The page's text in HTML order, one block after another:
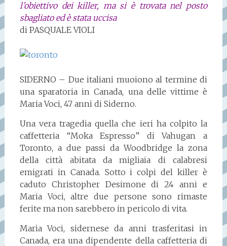
l’obiettivo dei killer, ma si è trovata nel posto
sbagliato ed è stata uccisa
diPASQUALE VIOLI
SIDERNO – Due italiani muoiono al termine di
una sparatoria in Canada, una delle vittime è
Maria Voci, 47 anni di Siderno.
Una vera tragedia quella che ieri ha colpito la
caffetteria “Moka Espresso” di Vahugan a
Toronto, a due passi da Woodbridge la zona
della città abitata da migliaia di calabresi
emigrati in Canada. Sotto i colpi del killer è
caduto Christopher Desimone di 24 anni e
Maria Voci, altre due persone sono rimaste
ferite ma non sarebbero in pericolo di vita.
Maria Voci, sidernese da anni trasferitasi in
Canada, era una dipendente della caffetteria di